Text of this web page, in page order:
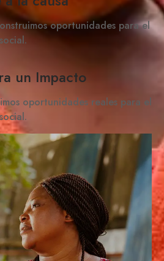
oportunidades para el
un Impacto
oportunidades reales para el